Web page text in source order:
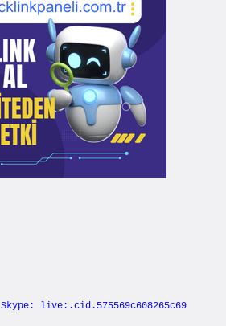
Skype: live:.cid.575569c608265c69